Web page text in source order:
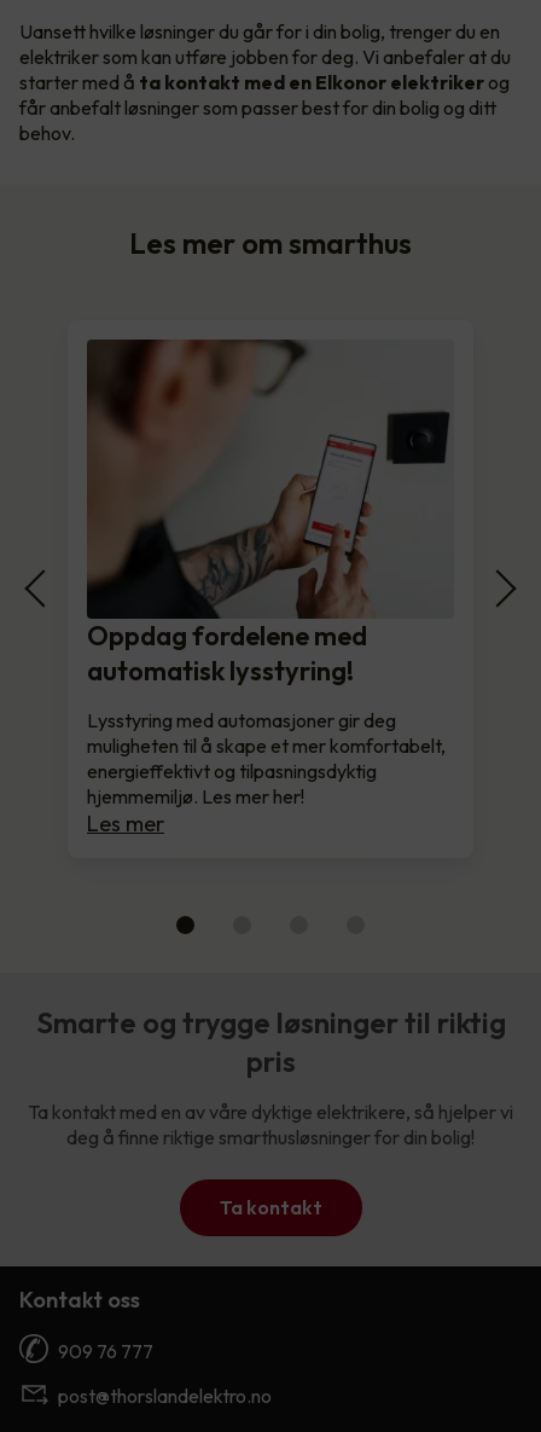
Uansett hvilke løsninger du går for i din bolig, trenger du en
elektriker som kan utføre jobben for deg. Vi anbefaler at du
starter med å ta kontakt med en Elkonor elektriker og
får anbefalt løsninger som passer best for din bolig og ditt
behov.
Les mer om smarthus
Oppdag fordelene med
automatisk lysstyring!
Lysstyring med automasjoner gir deg
muligheten til å skape et mer komfortabelt,
energieffektivt og tilpasningsdyktig
hjemmemiljø. Les mer her!
Les mer
Smarte og trygge løsninger til riktig
pris
Ta kontakt med en av våre dyktige elektrikere, så hjelper vi
deg å finne riktige smarthusløsninger for din bolig!
Ta kontakt
Kontakt oss
909 76 777
post@thorslandelektro.no